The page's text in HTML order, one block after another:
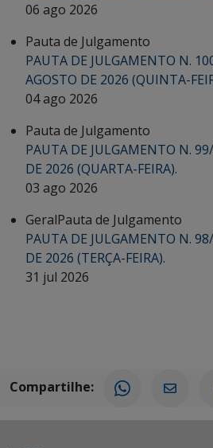
06 ago 2026
Pauta de Julgamento
PAUTA DE JULGAMENTO N.
AGOSTO DE 2026 (QUINTA-
04 ago 2026
Pauta de Julgamento
PAUTA DE JULGAMENTO N.
DE 2026 (QUARTA-FEIRA).
03 ago 2026
GeralPauta de Julgamento
PAUTA DE JULGAMENTO N.
DE 2026 (TERÇA-FEIRA).
31 jul 2026
Compartilhe: